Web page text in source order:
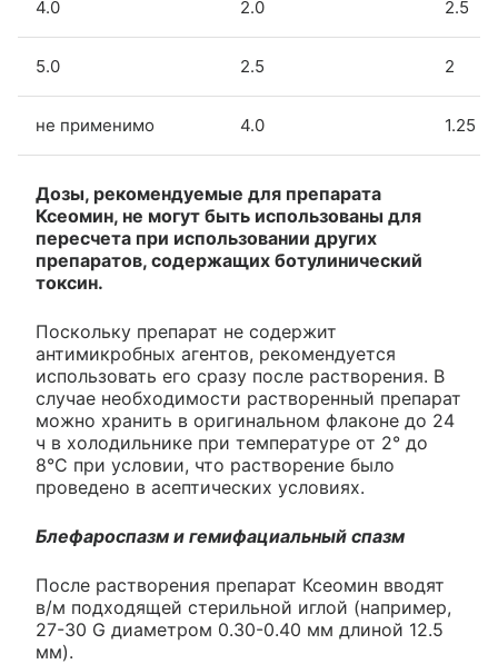
4.0 2.0 2.5
5.0 2.5 2
не применимо 4.0 1.25
Дозы, рекомендуемые для препарата
Ксеомин, не могут быть использованы для
пересчета при использовании других
препаратов, содержащих ботулинический
токсин.
Поскольку препарат не содержит
антимикробных агентов, рекомендуется
использовать его сразу после растворения. В
случае необходимости растворенный препарат
можно хранить в оригинальном флаконе до 24
ч в холодильнике при температуре от 2° до
8°С при условии, что растворение было
проведено в асептических условиях.
Блефароспазм и гемифациальный спазм
После растворения препарат Ксеомин вводят
в/м подходящей стерильной иглой (например,
27-30 G диаметром 0.30-0.40 мм длиной 12.5
мм).